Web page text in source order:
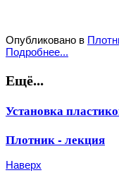
Опубликовано в
Подробнее...
Ещё...
Установка
Плотник - лекция
Наверх